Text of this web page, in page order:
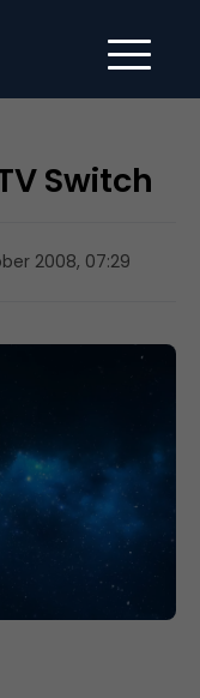
Switch
2008, 07:29